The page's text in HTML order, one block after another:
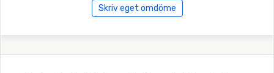
Skriv eget omdöme